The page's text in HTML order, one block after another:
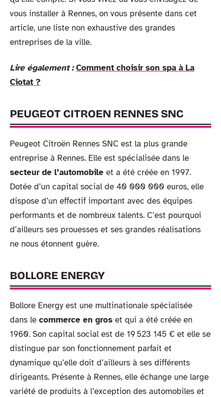
vous installer à Rennes, on vous présente dans cet
article, une liste non exhaustive des grandes
entreprises de la ville.
Lire également : Comment choisir son spa à La
Ciotat ?
PEUGEOT CITROEN RENNES SNC
Peugeot Citroën Rennes SNC est la plus grande
entreprise à Rennes. Elle est spécialisée dans le
secteur de l’automobile et a été créée en 1997.
Dotée d’un capital social de 40 000 000 euros, elle
dispose d’un effectif important avec des équipes
performants et de nombreux talents. C’est pourquoi
d’ailleurs ses prouesses et ses grandes réalisations
ne nous étonnent guère.
BOLLORE ENERGY
Bollore Energy est une multinationale spécialisée
dans le commerce en gros et qui a été créée en
1960. Son capital social est de 19 523 145 € et elle se
distingue par son fonctionnement parfait et
dynamique qu’elle doit d’ailleurs à ses différents
dirigeants. Présente à Rennes, elle échange une large
variété de produits à l’exception des automobiles et